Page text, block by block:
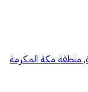
منطقة مكة المكرمة